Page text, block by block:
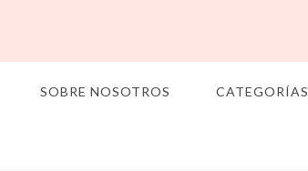
SOBRE NOSOTROS CATEGORÍAS